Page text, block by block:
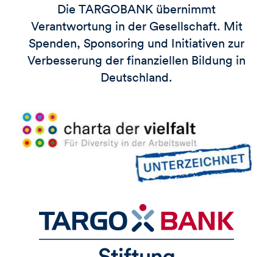
Die TARGOBANK übernimmt
Verantwortung in der Gesellschaft. Mit
Spenden, Sponsoring und Initiativen zur
Verbesserung der finanziellen Bildung in
Deutschland.